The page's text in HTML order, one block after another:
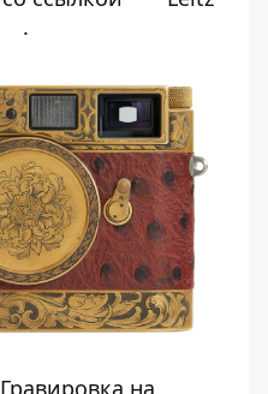
.
Гравировка на